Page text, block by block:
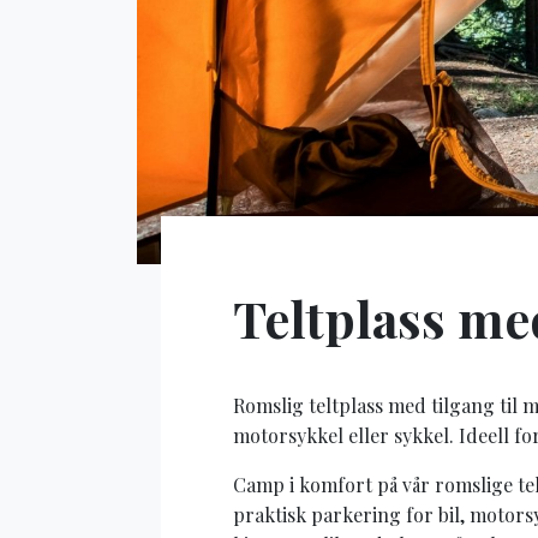
Teltplass
Romslig teltplass med tilgang til
motorsykkel eller sykkel. Ideell
Camp i komfort på vår romslige
praktisk parkering for bil,